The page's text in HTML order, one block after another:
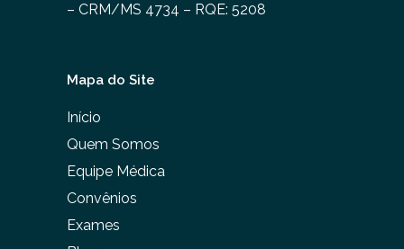
– CRM/MS 4734 – RQE: 5208
Mapa do Site
Início
Quem Somos
Equipe Médica
Convênios
Exames